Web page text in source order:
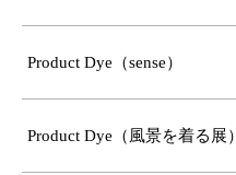
Product Dye（sense）
Product Dye（風景を着る展）